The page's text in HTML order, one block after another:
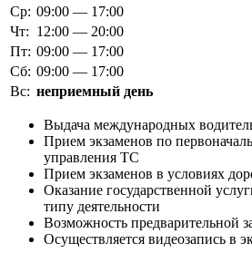
Ср: 09:00 — 17:00
Чт: 12:00 — 20:00
Пт: 09:00 — 17:00
Сб: 09:00 — 17:00
Вс: неприемный день
Выдача международных
Прием экзаменов по
управления ТС
Прием экзаменов в условиях
Оказание государственной
типу деятельности
Возможность предварительной
Осуществляется видеозапись в